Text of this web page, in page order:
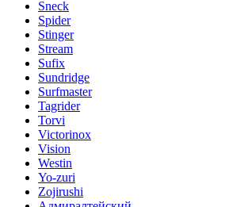
Sneck
Spider
Stinger
Stream
Sufix
Sundridge
Surfmaster
Tagrider
Torvi
Victorinox
Vision
Westin
Yo-zuri
Zojirushi